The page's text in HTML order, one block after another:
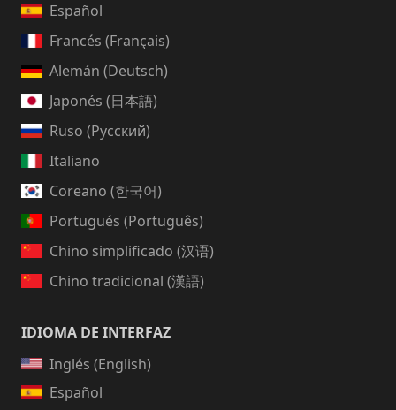
Español
Francés (Français)
Alemán (Deutsch)
Japonés (日本語)
Ruso (Русский)
Italiano
Coreano (한국어)
Portugués (Português)
Chino simplificado (汉语)
Chino tradicional (漢語)
IDIOMA DE INTERFAZ
Inglés (English)
Español